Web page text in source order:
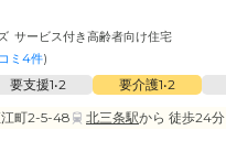
サービス付き高齢者向け住宅
ミ4件)
要支援1•2 要介護1•2
町2-5-48
北三条駅から 徒歩24分